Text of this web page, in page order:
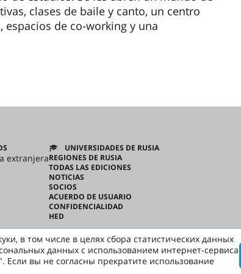
clases de baile y canto, un centro
de co-working y una
extranjera
UNIVERSIDADES DE RUSIA
REGIONES DE RUSIA
TODAS LAS EDICIONES
NOTICIAS
SOCIOS
ACUERDO DE USUARIO
CONFIDENCIALIDAD
HED
в том числе в целях сбора статистических данных
данных с использованием интернет-сервиса
Если вы не согласны прекратите использование